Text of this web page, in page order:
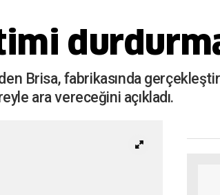
Brisa, fabrikasında
ara vereceğini açıkladı.